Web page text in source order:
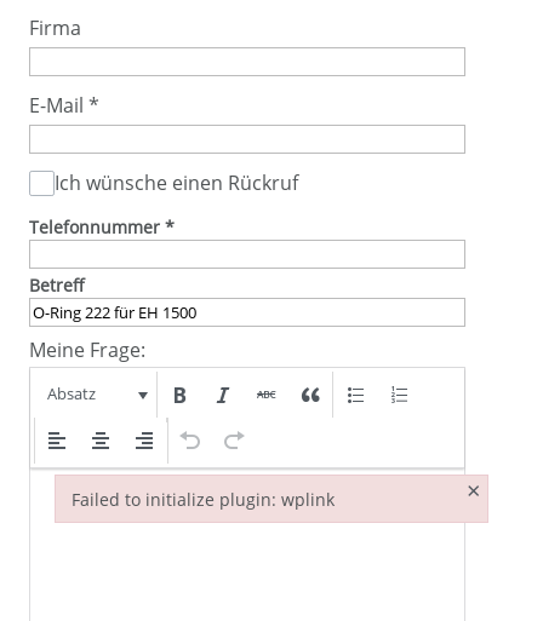
Firma
E-Mail *
Ich wünsche einen Rückruf
Telefonnummer *
Betreff
Meine Frage:
Absatz
Failed to initialize plugin: wplink ×
Failed to initialize plugin: wplink